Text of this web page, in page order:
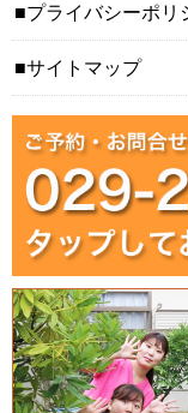
プライバシーポリ
サイトマップ